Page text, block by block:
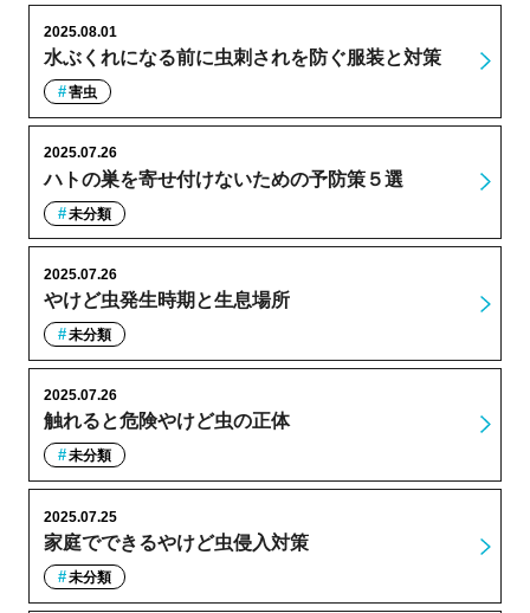
水ぶくれになる前に虫刺されを防ぐ服装と対策
2025.08.01
害虫
ハトの巣を寄せ付けないための予防策５選
2025.07.26
未分類
やけど虫発生時期と生息場所
2025.07.26
未分類
触れると危険やけど虫の正体
2025.07.26
未分類
家庭でできるやけど虫侵入対策
2025.07.25
未分類